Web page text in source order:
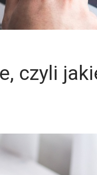
czyli